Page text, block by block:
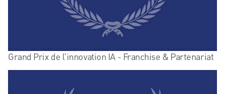
Grand Prix de l'innovation IA - Franchise & Partenariat